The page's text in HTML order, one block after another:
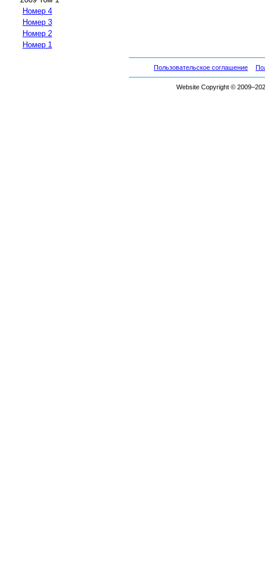
Номер 4
Номер 3
Номер 2
Номер 1
Пользовательское соглашение
Website Copyright ©